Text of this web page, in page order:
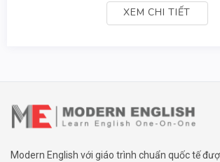
XEM CHI TIẾT
Modern English với giáo trình chuẩn quốc tế